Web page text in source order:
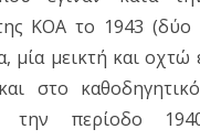
ΚΟΑ το 1943 (δύο
μία μεικτή και οχτώ
στο
την περίοδο